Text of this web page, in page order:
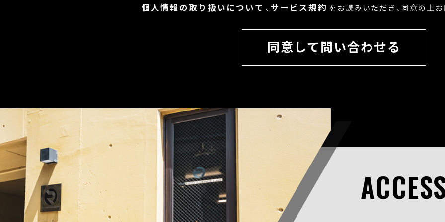
個人情報の取り扱いについて 、 サービス規約 をお読みいただき、 同意の上お
同意して問い合わせる
ACCESS